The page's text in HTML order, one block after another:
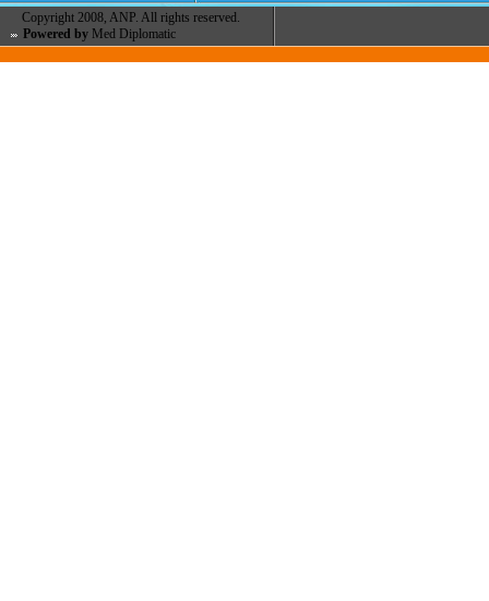
Copyright 2008, ANP. All rights reserved.
Powered by Med Diplomatic